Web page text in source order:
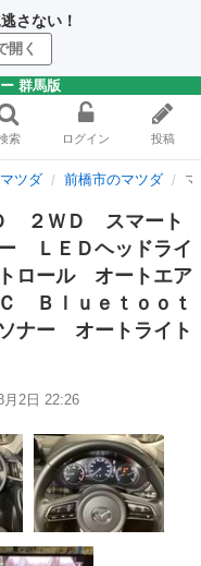
さない！
開く
群馬版
索 ログイン 投稿
ツダ 前橋市のマツダ
２ＷＤ スマート
ＬＥＤヘッドライ
ロール オートエア
Ｂｌｕｅｔｏｏｔ
ナー オートライト
月2日 22:26